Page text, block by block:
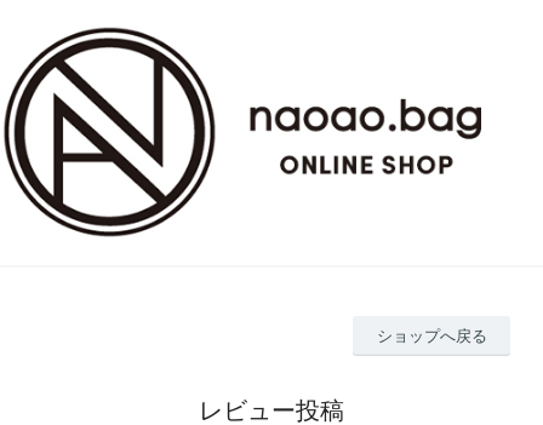
ショップへ戻る
レビュー投稿